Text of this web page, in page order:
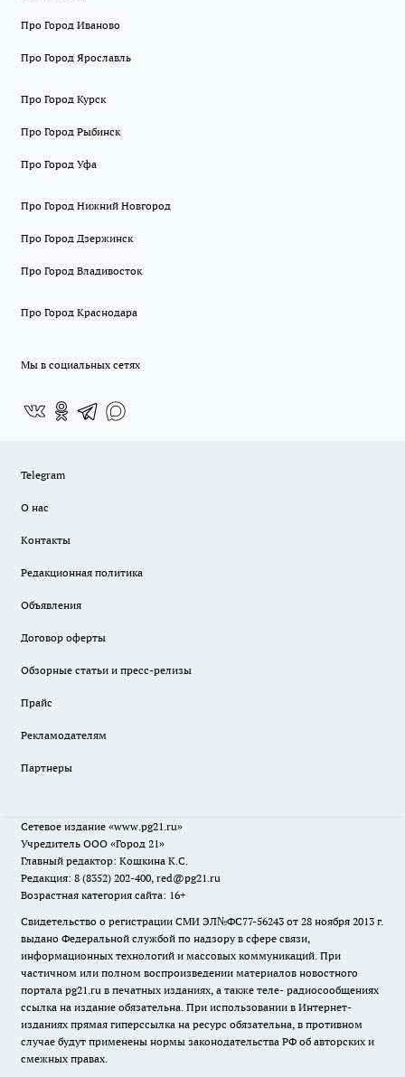
Про Город Иваново
Про Город Ярославль
Про Город Курск
Про Город Рыбинск
Про Город Уфа
Про Город Нижний Новгород
Про Город Дзержинск
Про Город Владивосток
Про Город Краснодара
Мы в социальных сетях
Telegram
О нас
Контакты
Редакционная политика
Объявления
Договор оферты
Обзорные статьи и пресс-релизы
Прайс
Рекламодателям
Партнеры
Сетевое издание «www.pg21.ru»
Учредитель ООО «Город 21»
Главный редактор: Кошкина К.С.
Редакция: 8 (8352) 202-400, red@pg21.ru
Возрастная категория сайта: 16+
Свидетельство о регистрации СМИ ЭЛ№ФС77-56243 от 28 ноября 2013 г.
выдано Федеральной службой по надзору в сфере связи,
информационных технологий и массовых коммуникаций. При
частичном или полном воспроизведении материалов новостного
портала pg21.ru в печатных изданиях, а также теле- радиосообщениях
ссылка на издание обязательна. При использовании в Интернет-
изданиях прямая гиперссылка на ресурс обязательна, в противном
случае будут применены нормы законодательства РФ об авторских и
смежных правах.